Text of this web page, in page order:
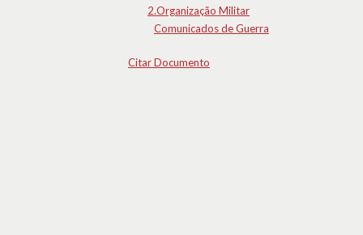
2.Organização Militar
Comunicados de Guerra
Citar Documento